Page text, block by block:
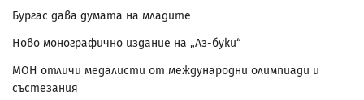
Бургас дава думата на младите
Ново монографично издание на „Аз-буки“
МОН отличи медалисти от международни олимпиади и
състезания